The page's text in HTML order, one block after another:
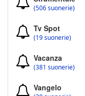
(506 suonerie)
Tv Spot
(19 suonerie)
Vacanza
(381 suonerie)
Vangelo